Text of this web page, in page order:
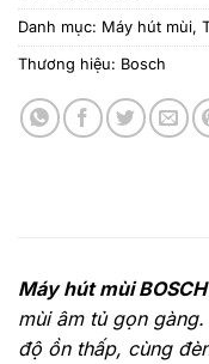
Danh mục: Máy hút mùi,
Thương hiệu: Bosch
Máy hút mùi
mùi âm tủ gọn
độ ồn thấp, cùng